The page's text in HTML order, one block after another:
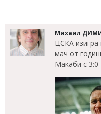
Михаил
ЦСКА изигра
мач от
Макаби с 3:0